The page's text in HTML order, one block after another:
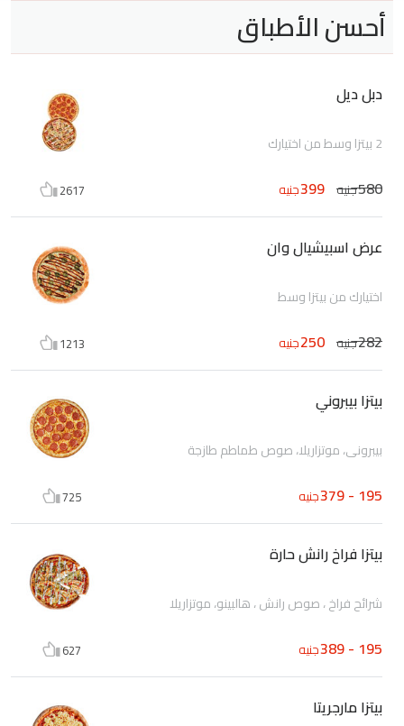
أحسن الأطباق
دبل ديل
2 بيتزا وسط من اختيارك
580جنيه 399جنيه 2617
عرض اسبيشيال وان
اختيارك من بيتزا وسط
282جنيه 250جنيه 1213
بيتزا بيبروني
بيبروني، موتزاريلا، صوص طماطم طازجة
195 - 379 جنيه 725
بيتزا فراخ رانش حارة
شرائح فراخ ، صوص رانش ، هالبينو، موتزاريلا
195 - 389 جنيه 627
بيتزا مارجريتا